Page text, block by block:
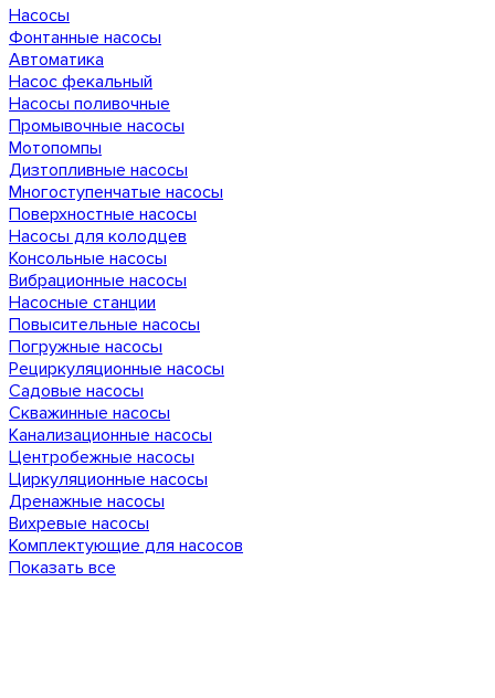
Насосы
Фонтанные насосы
Автоматика
Насос фекальный
Насосы поливочные
Промывочные насосы
Мотопомпы
Дизтопливные насосы
Многоступенчатые насосы
Поверхностные насосы
Насосы для колодцев
Консольные насосы
Вибрационные насосы
Насосные станции
Повысительные насосы
Погружные насосы
Рециркуляционные насосы
Садовые насосы
Скважинные насосы
Канализационные насосы
Центробежные насосы
Циркуляционные насосы
Дренажные насосы
Вихревые насосы
Комплектующие для насосов
Показать все